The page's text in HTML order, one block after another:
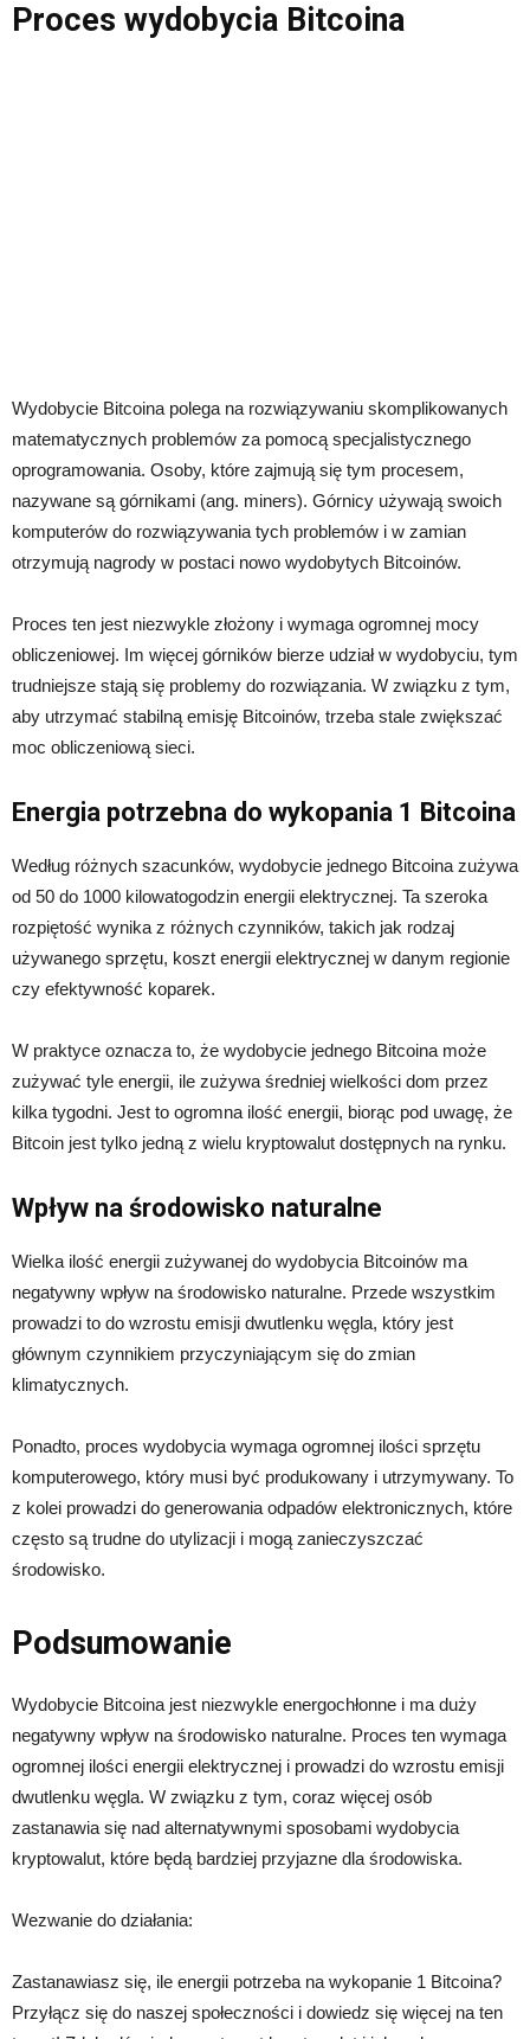
Proces wydobycia Bitcoina
Wydobycie Bitcoina polega na rozwiązywaniu skomplikowanych
matematycznych problemów za pomocą specjalistycznego
oprogramowania. Osoby, które zajmują się tym procesem,
nazywane są górnikami (ang. miners). Górnicy używają swoich
komputerów do rozwiązywania tych problemów i w zamian
otrzymują nagrody w postaci nowo wydobytych Bitcoinów.
Proces ten jest niezwykle złożony i wymaga ogromnej mocy
obliczeniowej. Im więcej górników bierze udział w wydobyciu, tym
trudniejsze stają się problemy do rozwiązania. W związku z tym,
aby utrzymać stabilną emisję Bitcoinów, trzeba stale zwiększać
moc obliczeniową sieci.
Energia potrzebna do wykopania 1 Bitcoina
Według różnych szacunków, wydobycie jednego Bitcoina zużywa
od 50 do 1000 kilowatogodzin energii elektrycznej. Ta szeroka
rozpiętość wynika z różnych czynników, takich jak rodzaj
używanego sprzętu, koszt energii elektrycznej w danym regionie
czy efektywność koparek.
W praktyce oznacza to, że wydobycie jednego Bitcoina może
zużywać tyle energii, ile zużywa średniej wielkości dom przez
kilka tygodni. Jest to ogromna ilość energii, biorąc pod uwagę, że
Bitcoin jest tylko jedną z wielu kryptowalut dostępnych na rynku.
Wpływ na środowisko naturalne
Wielka ilość energii zużywanej do wydobycia Bitcoinów ma
negatywny wpływ na środowisko naturalne. Przede wszystkim
prowadzi to do wzrostu emisji dwutlenku węgla, który jest
głównym czynnikiem przyczyniającym się do zmian
klimatycznych.
Ponadto, proces wydobycia wymaga ogromnej ilości sprzętu
komputerowego, który musi być produkowany i utrzymywany. To
z kolei prowadzi do generowania odpadów elektronicznych, które
często są trudne do utylizacji i mogą zanieczyszczać
środowisko.
Podsumowanie
Wydobycie Bitcoina jest niezwykle energochłonne i ma duży
negatywny wpływ na środowisko naturalne. Proces ten wymaga
ogromnej ilości energii elektrycznej i prowadzi do wzrostu emisji
dwutlenku węgla. W związku z tym, coraz więcej osób
zastanawia się nad alternatywnymi sposobami wydobycia
kryptowalut, które będą bardziej przyjazne dla środowiska.
Wezwanie do działania:
Zastanawiasz się, ile energii potrzeba na wykopanie 1 Bitcoina?
Przyłącz się do naszej społeczności i dowiedz się więcej na ten